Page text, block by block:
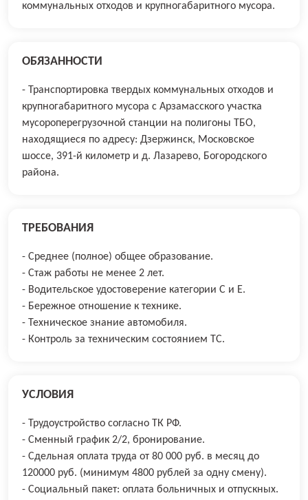
коммунальных отходов и крупногабаритного мусора.
ОБЯЗАННОСТИ
- Транспортировка твердых коммунальных отходов и
крупногабаритного мусора с Арзамасского участка
мусороперегрузочной станции на полигоны ТБО,
находящиеся по адресу: Дзержинск, Московское
шоссе, 391-й километр и д. Лазарево, Богородского
района.
ТРЕБОВАНИЯ
- Среднее (полное) общее образование.
- Стаж работы не менее 2 лет.
- Водительское удостоверение категории С и Е.
- Бережное отношение к технике.
- Техническое знание автомобиля.
- Контроль за техническим состоянием ТС.
УСЛОВИЯ
- Трудоустройство согласно ТК РФ.
- Сменный график 2/2, бронирование.
- Сдельная оплата труда от 80 000 руб. в месяц до
120000 руб. (минимум 4800 рублей за одну смену).
- Социальный пакет: оплата больничных и отпускных.